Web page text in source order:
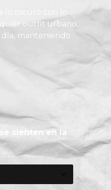
oscuro con lo
outfit urbano.
día, manteniendo
sienten en la